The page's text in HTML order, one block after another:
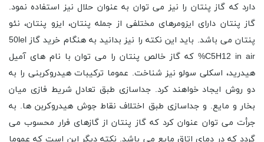
دارد که گاز پنتان را نیز می ‌توان به عنوان حلال نیز استفاده نمود.
گاز پنتان دارای ایزومرهای مختلفی از جمله پنتان، ایزو پنتان، نئو
پنتان می باشد. باید این نکته را نیز بدانید به هنگام خرید گاز 50lel
C5H12 in air% که گاز خالص پنتان را می ‌توان با نام های آمیل
هیدرید، اسکلی سولو نیز شناخت. عموما ترکیبات هیدروکربنی را به
دو روش ایجاد خواهند کرد. جداسازی طبق تعادل شریط فازی میان
بخار و مایع. و جداسازی طبق اختلاف نقاط جوش هیدروکربن ها. به
جرأت می توان عنوان کرد که گاز پنتان از گازهای فرار محسوب می
گردد که در دمای اتاق مایع می باشد. نکته دیگر این است که عموما